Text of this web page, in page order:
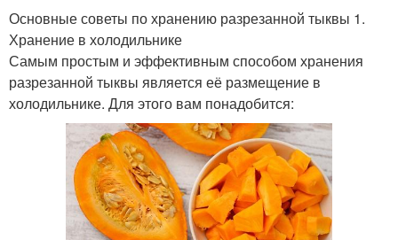
Основные советы по хранению разрезанной тыквы 1.
Хранение в холодильнике
Самым простым и эффективным способом хранения
разрезанной тыквы является её размещение в
холодильнике. Для этого вам понадобится: